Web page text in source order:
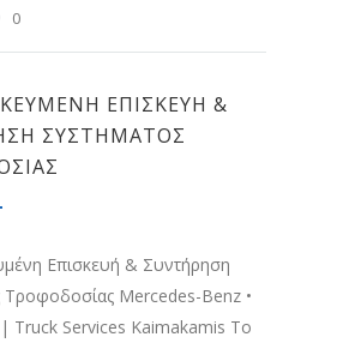
0
ΕΠΙΣΚΕΥΉ &
ΣΥΣΤΉΜΑΤΟΣ
Επισκευή & Συντήρηση
Τροφοδοσίας Mercedes-Benz •
Truck Services Kaimakamis Το